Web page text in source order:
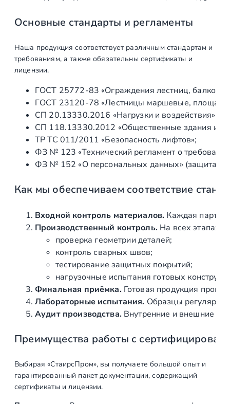
н
о
й
к
а
н
а
п
л
н
ы
о
с
к
й
0
х
4
Основные стандарты и регламенты
Наша продукция соответствует различным стандартам и
требованиям, а также обязательны сертификаты и
лицензии.
ГОСТ 25772‑83 «Ограждения лестниц,
ГОСТ 23120‑78 «Лестницы маршевые,
СП 20.13330.2016 «Нагрузки и воздействия»
СП 118.13330.2012 «Общественные здания и
ТР ТС 011/2011 «Безопасность лифтов»;
ФЗ № 123 «Технический регламент о
ФЗ № 152 «О персональных данных» (защита
Как мы обеспечиваем соответствие
Входной контроль материалов. Каждая партия
Производственный контроль.На всех этапах
проверка геометрии деталей;
контроль сварных швов;
тестирование защитных покрытий;
нагрузочные испытания готовых
Финальная приёмка.Готовая продукция
Лабораторные испытания. Образцы регулярно
Аудит производства.Внутренние и внешние
Преимущества работы с
Выбирая «СтаирсПром», вы получаете большой опыт и
гарантированный пакет документации, содержащий
сертификаты и лицензии.